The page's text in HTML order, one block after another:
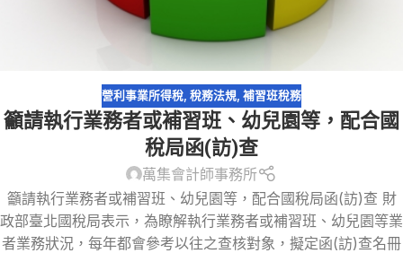
營利事業所得稅, 稅務法規, 補習班稅務
籲請執行業務者或補習班、幼兒園等，配合國
稅局函(訪)查
萬集會計師事務所
籲請執行業務者或補習班、幼兒園等，配合國稅局函(訪)查 財
政部臺北國稅局表示，為瞭解執行業務者或補習班、幼兒園等業
者業務狀況，每年都會參考以往之查核對象，擬定函(訪)查名冊